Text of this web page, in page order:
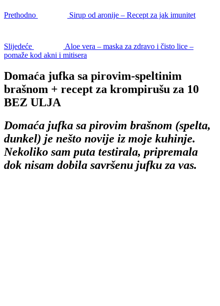
Prethodno Sirup od aronije – Recept za jak imunitet
Slijedeće
Aloe vera – maska za zdravo i čisto lice –
pomaže kod akni i mitisera
Domaća jufka sa pirovim-speltinim
brašnom + recept za krompirušu za 10
BEZ ULJA
Domaća jufka sa pirovim brašnom (spelta,
dunkel) je nešto novije iz moje kuhinje.
Nekoliko sam puta testirala, pripremala
dok nisam dobila savršenu jufku za vas.